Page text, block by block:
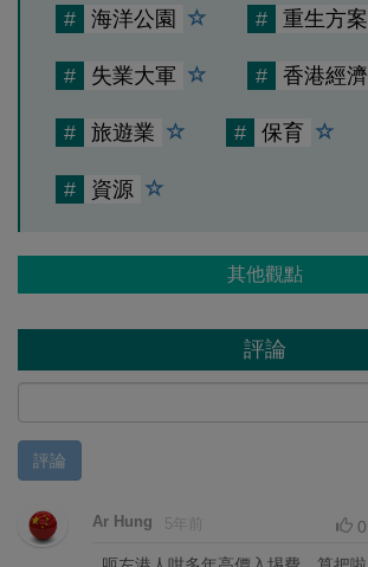
# 海洋公園 # 重生方案
# 失業大軍 # 香港經濟
# 旅遊業 # 保育
# 資源
其他觀點
評論
評論
Ar Hung 5年前 0